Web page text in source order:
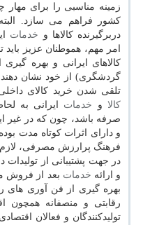
زمینه مناسبی را برای مهار
كشور فراهم می سازد.
دربرگیرنده كالاها و خدمات
امر مهم، هموطنان عزیز
كالاهای ایرانی و بهره گیری
گردشگری) از خود نشان
تلقی شدن خرید كالای
كالاو خدمات ایرانی به
صرفه باشد، چون كه در غیر
و دارای اثرات كوتاه مدت
فرهنگ پرارزش مصرفی، لازم
در جهت پشتیبانی از
و ارائه خدمات بعد از فروش
بهره گیری از فن آوری های
رقابتی و منصفانه
تولیدكنندگان و فعالان